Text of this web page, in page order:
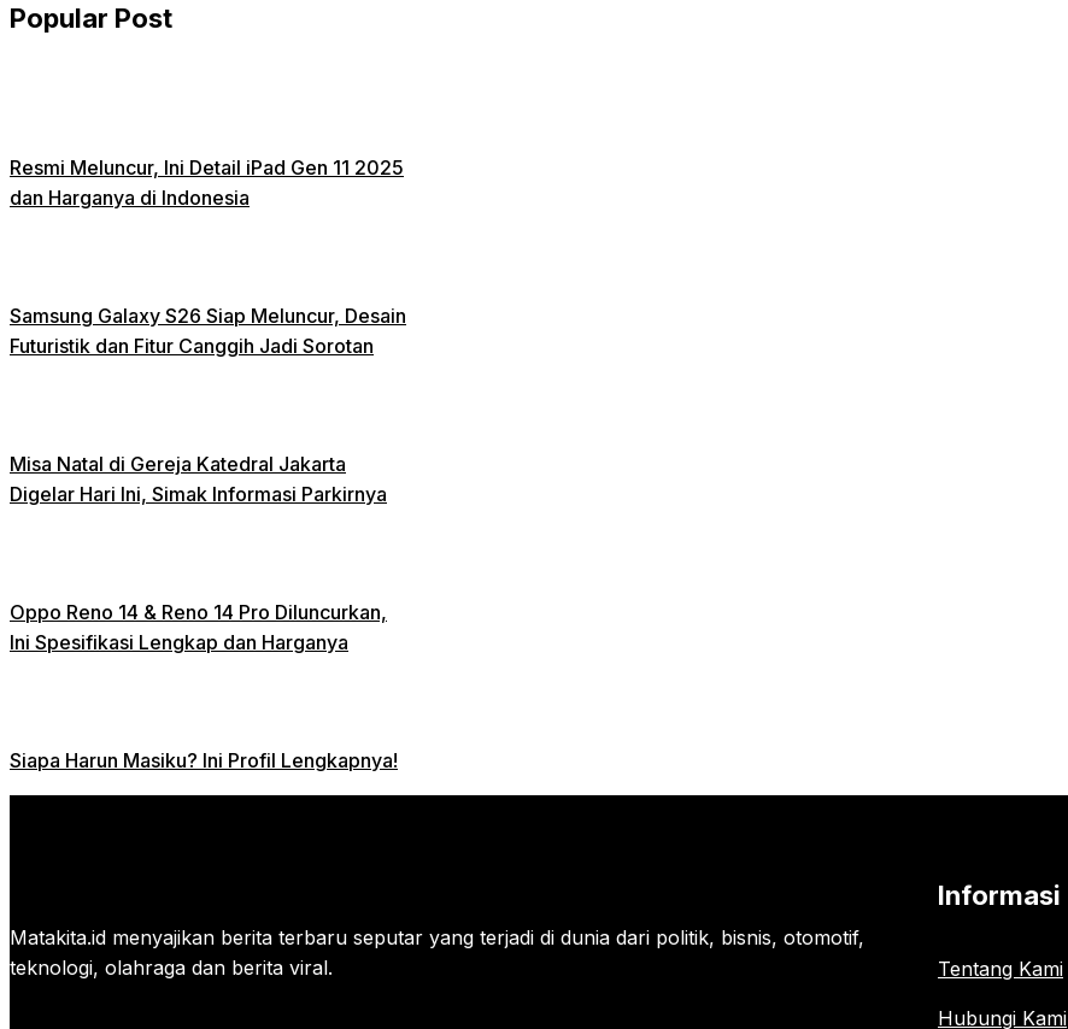
Popular Post
Resmi Meluncur, Ini Detail iPad Gen 11 2025
dan Harganya di Indonesia
Samsung Galaxy S26 Siap Meluncur, Desain
Futuristik dan Fitur Canggih Jadi Sorotan
Misa Natal di Gereja Katedral Jakarta
Digelar Hari Ini, Simak Informasi Parkirnya
Oppo Reno 14 & Reno 14 Pro Diluncurkan,
Ini Spesifikasi Lengkap dan Harganya
Siapa Harun Masiku? Ini Profil Lengkapnya!
Matakita.id menyajikan berita terbaru seputar yang terjadi di dunia dari politik, bisnis, otomotif,
teknologi, olahraga dan berita viral.
Informasi
Tentang Kami
Hubungi Kami